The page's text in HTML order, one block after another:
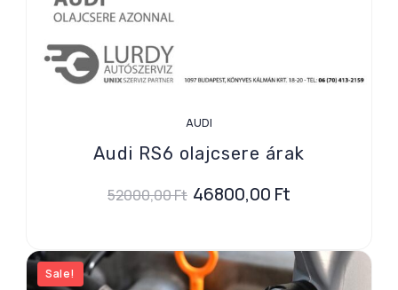
AUDI
Audi RS6 olajcsere árak
52000,00Ft 46800,00 Ft
Sale!